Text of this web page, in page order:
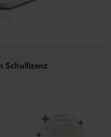
Schullizenz